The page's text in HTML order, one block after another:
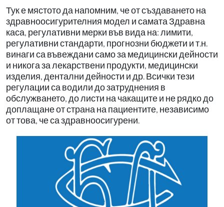
Тук е мястото да напомним, че от създаването на
здравноосигурителния модел и самата Здравна
каса, регулативни мерки във вида на: лимити,
регулативни стандарти, прогнозни бюджети и т.н.
винаги са въвеждани само за медицински дейности
и никога за лекарствени продукти, медицински
изделия, дентални дейности и др. Всички тези
регулации са водили до затруднения в
обслужването, до листи на чакащите и не рядко до
доплащане от страна на пациентите, независимо
от това, че са здравноосигурени.